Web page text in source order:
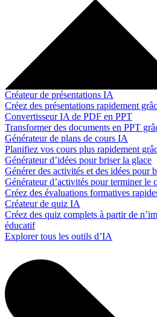
Créateur de présentations IA
Créez des présentations rapidement
Convertisseur IA de PDF en PPT
Transformer des documents en PPT
Générateur de plans de cours IA
Planifiez vos cours plus rapidement
Générateur d’idées pour briser la glace
Générer des activités et des idées pour
Générateur d’activités pour terminer le
Créez des évaluations formatives
Créateur de quiz IA
Créez des quiz complets à partir de
éducatif
Explorer tous les outils d’IA